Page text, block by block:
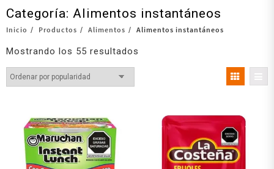
Categoría: Alimentos instantáneos
Inicio Productos Alimentos Alimentos instantáneos
Mostrando los 55 resultados